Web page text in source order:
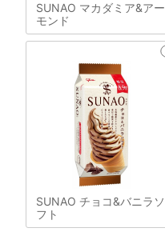
SUNAO マカダミア&アー
モンド
SUNAO チョコ&バニラソ
フト